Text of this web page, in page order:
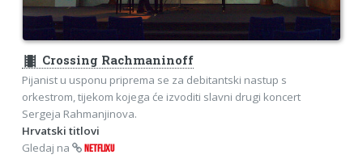
theaters Crossing Rachmaninoff
Pijanist u usponu priprema se za debitantski nastup s
orkestrom, tijekom kojega će izvoditi slavni drugi koncert
Sergeja Rahmanjinova.
Hrvatski titlovi
Gledaj na
NETFLIXU